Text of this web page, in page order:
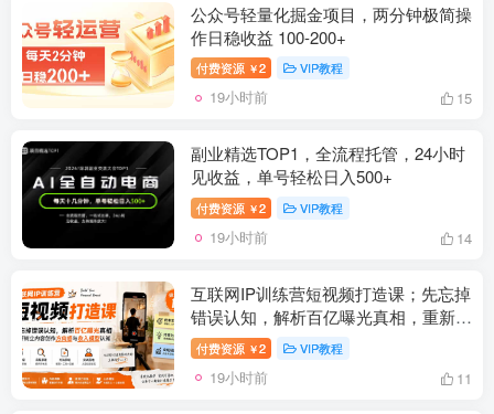
公众号轻量化掘金项目，两分钟极简操
作日稳收益 100-200+
付费资源 ￥2 VIP教程
19小时前 15
副业精选TOP1，全流程托管，24小时
见收益，单号轻松日入500+
付费资源 ￥2 VIP教程
19小时前 14
互联网IP训练营短视频打造课；先忘掉
错误认知，解析百亿曝光真相，重新树
立内容创作方向感与收入模型认知
付费资源 ￥2 VIP教程
19小时前 11